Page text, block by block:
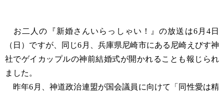
お二人の『新婚さんいらっしゃい！』の放送は6月4日
（日）ですが、同じ6月、兵庫県尼崎市にある尼崎えびす神
社でゲイカップルの神前結婚式が開かれることも報じられ
ました。
昨年6月、神道政治連盟が国会議員に向けて「同性愛は精